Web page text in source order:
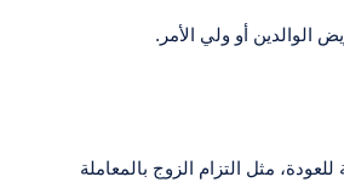
الوالدين أو ولي الأمر.
مثل التزام الزوج بالمعاملة